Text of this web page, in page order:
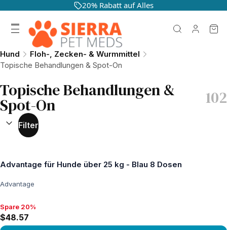
20% Rabatt auf Alles
Hund
Floh-, Zecken- & Wurmmittel
Topische Behandlungen & Spot-On
Topische Behandlungen &
Spot-On 102
SORTIEREN NACH:
Filter
Advantage für Hunde über 25 kg - Blau 8 Dosen
Advantage
Spare 20%, $48.57
Spare 20%
$48.57